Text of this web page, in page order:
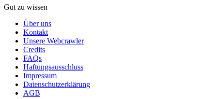
Gut zu wissen
Über uns
Kontakt
Unsere Webcrawler
Credits
FAQs
Haftungsausschluss
Impressum
Datenschutzerklärung
AGB